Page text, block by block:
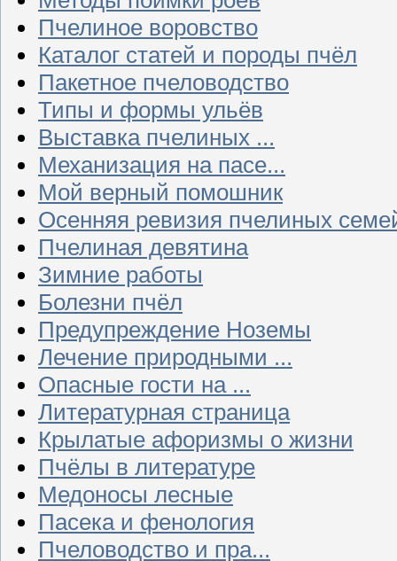
Пчелиное воровство
Каталог статей и породы пчёл
Пакетное пчеловодство
Типы и формы ульёв
Выставка пчелиных ...
Механизация на пасе...
Мой верный помошник
Осенняя ревизия пчелиных
Пчелиная девятина
Зимние работы
Болезни пчёл
Предупреждение Ноземы
Лечение природными ...
Опасные гости на ...
Литературная страница
Крылатые афоризмы о жизни
Пчёлы в литературе
Медоносы лесные
Пасека и фенология
Пчеловодство и пра...